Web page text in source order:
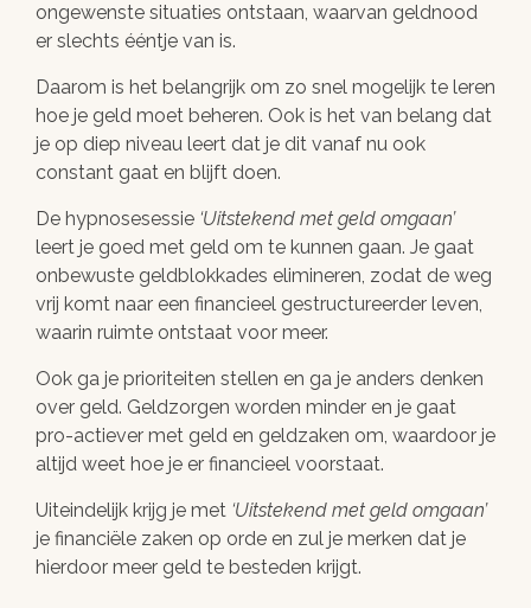
ongewenste situaties ontstaan, waarvan geldnood
er slechts ééntje van is.
Daarom is het belangrijk om zo snel mogelijk te leren
hoe je geld moet beheren. Ook is het van belang dat
je op diep niveau leert dat je dit vanaf nu ook
constant gaat en blijft doen.
De hypnosesessie Uitstekend met geld omgaan
leert je goed met geld om te kunnen gaan. Je gaat
onbewuste geldblokkades elimineren, zodat de weg
vrij komt naar een financieel gestructureerder leven,
waarin ruimte ontstaat voor meer.
Ook ga je prioriteiten stellen en ga je anders denken
over geld. Geldzorgen worden minder en je gaat
pro-actiever met geld en geldzaken om, waardoor je
altijd weet hoe je er financieel voorstaat.
Uiteindelijk krijg je met Uitstekend met geld omgaan
je financiële zaken op orde en zul je merken dat je
hierdoor meer geld te besteden krijgt.